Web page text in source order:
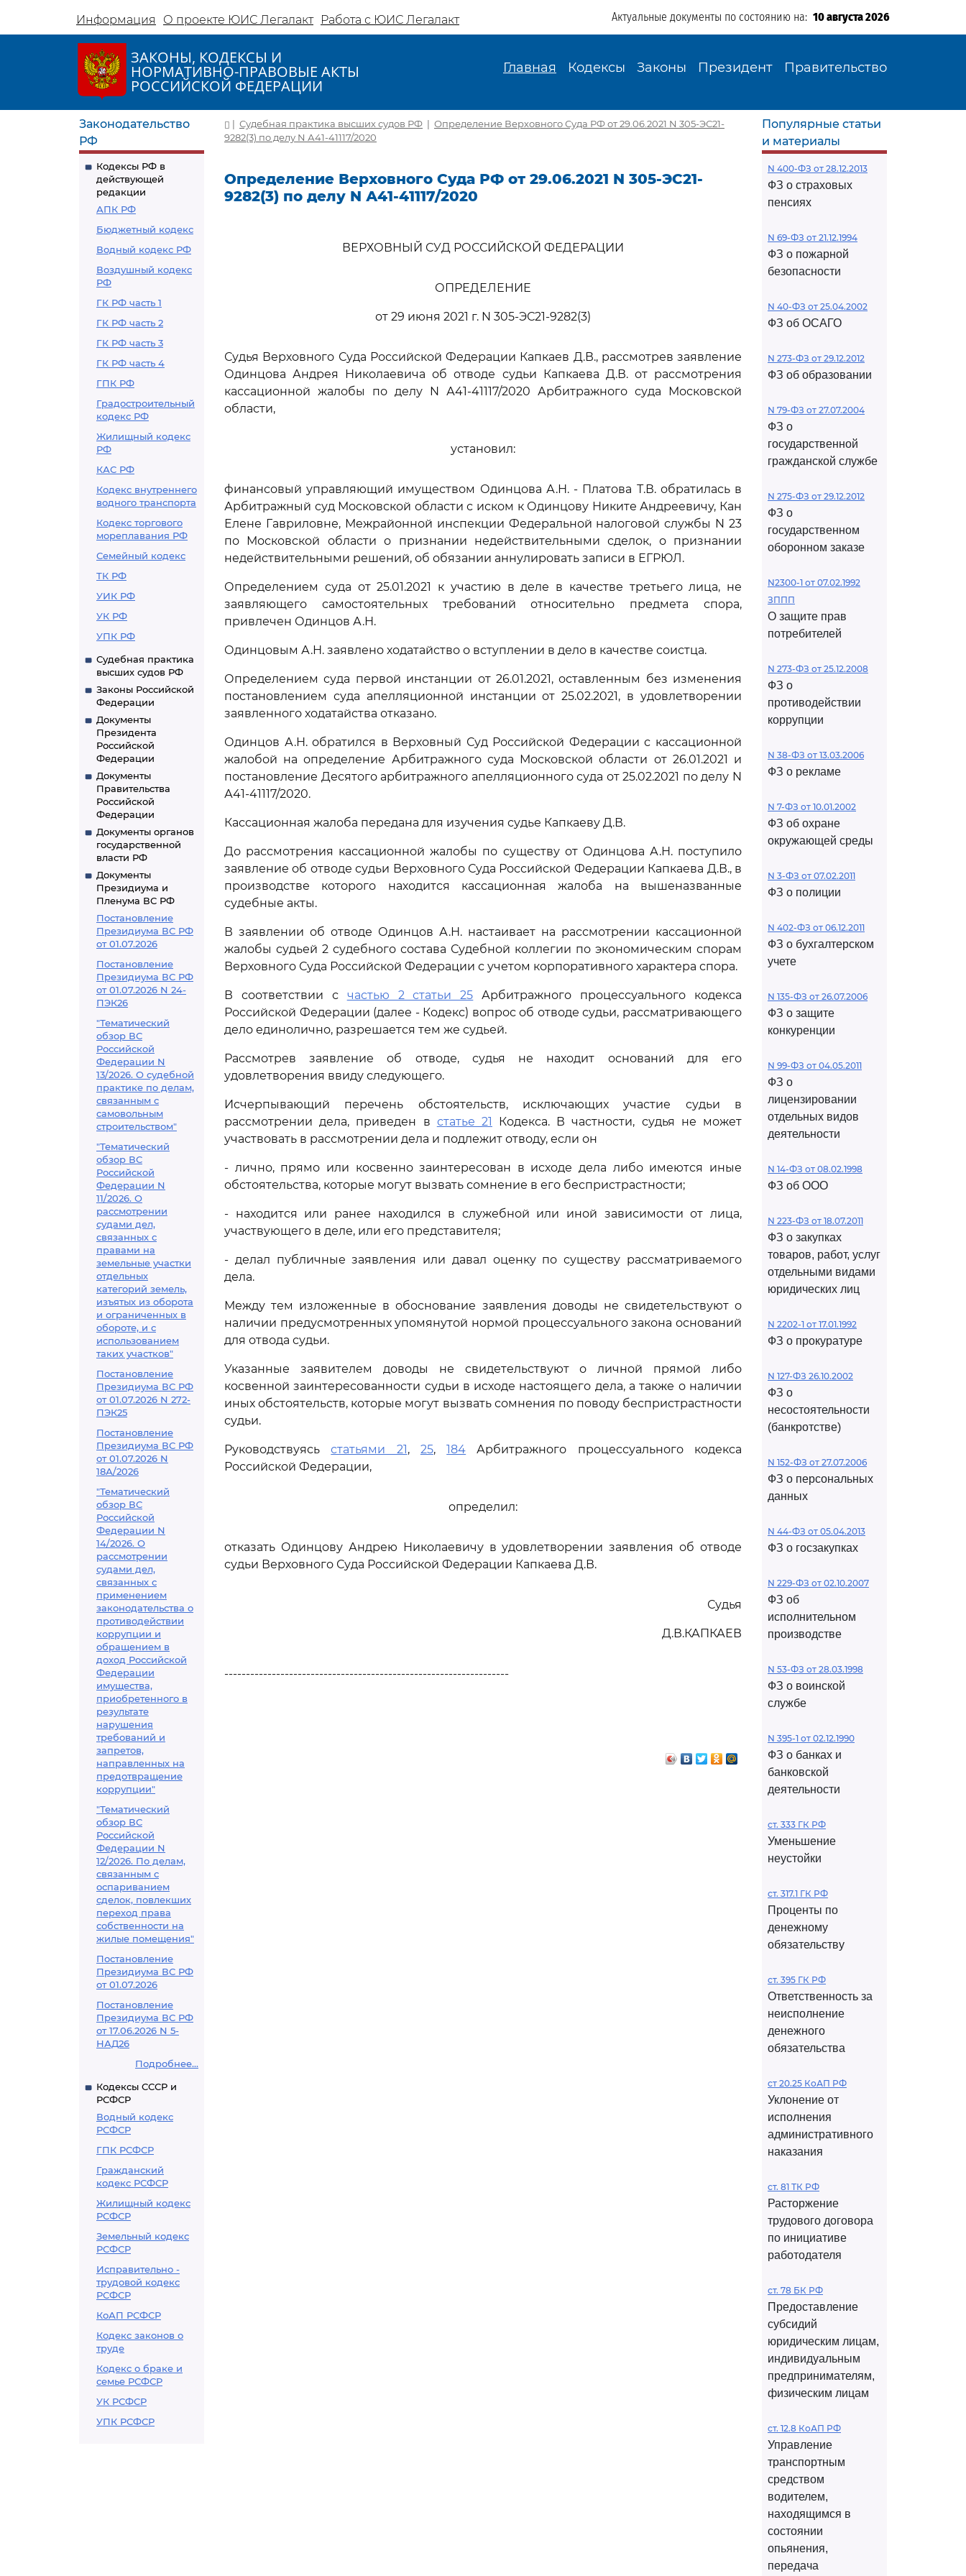
Информация О проекте ЮИС Легалакт Работа с ЮИС Легалакт Актуальные документы по состоянию на: 10 августа 2026
ЗАКОНЫ, КОДЕКСЫ И
НОРМАТИВНО-ПРАВОВЫЕ АКТЫ
РОССИЙСКОЙ ФЕДЕРАЦИИ
Главная Кодексы Законы Президент Правительство
Законодательство
РФ
Кодексы РФ в
действующей
редакции
АПК РФ
Бюджетный кодекс
Водный кодекс РФ
Воздушный кодекс
РФ
ГК РФ часть 1
ГК РФ часть 2
ГК РФ часть 3
ГК РФ часть 4
ГПК РФ
Градостроительный
кодекс РФ
Жилищный кодекс
РФ
КАС РФ
Кодекс внутреннего
водного транспорта
Кодекс торгового
мореплавания РФ
Семейный кодекс
ТК РФ
УИК РФ
УК РФ
УПК РФ
Судебная практика
высших судов РФ
Законы Российской
Федерации
Документы
Президента
Российской
Федерации
Документы
Правительства
Российской
Федерации
Документы органов
государственной
власти РФ
Документы
Президиума и
Пленума ВС РФ
Постановление
Президиума ВС РФ
от 01.07.2026
Постановление
Президиума ВС РФ
от 01.07.2026 N 24-
ПЭК26
"Тематический
обзор ВС
Российской
Федерации N
13/2026. О судебной
практике по делам,
связанным с
самовольным
строительством"
"Тематический
обзор ВС
Российской
Федерации N
11/2026. О
рассмотрении
судами дел,
связанных с
правами на
земельные участки
отдельных
категорий земель,
изъятых из оборота
и ограниченных в
обороте, и с
использованием
таких участков"
Постановление
Президиума ВС РФ
от 01.07.2026 N 272-
ПЭК25
Постановление
Президиума ВС РФ
от 01.07.2026 N
18А/2026
"Тематический
обзор ВС
Российской
Федерации N
14/2026. О
рассмотрении
судами дел,
связанных с
применением
законодательства о
противодействии
коррупции и
обращением в
доход Российской
Федерации
имущества,
приобретенного в
результате
нарушения
требований и
запретов,
направленных на
предотвращение
коррупции"
"Тематический
обзор ВС
Российской
Федерации N
12/2026. По делам,
связанным с
оспариванием
сделок, повлекших
переход права
собственности на
жилые помещения"
Постановление
Президиума ВС РФ
от 01.07.2026
Постановление
Президиума ВС РФ
от 17.06.2026 N 5-
НАД26
Подробнее...
Кодексы СССР и
РСФСР
Водный кодекс
РСФСР
ГПК РСФСР
Гражданский
кодекс РСФСР
Жилищный кодекс
РСФСР
Земельный кодекс
РСФСР
Исправительно -
трудовой кодекс
РСФСР
КоАП РСФСР
Кодекс законов о
труде
Кодекс о браке и
семье РСФСР
УК РСФСР
УПК РСФСР
| Судебная практика высших судов РФ | Определение Верховного Суда РФ от 29.06.2021 N 305-ЭС21-
9282(3) по делу N А41-41117/2020
Определение Верховного Суда РФ от 29.06.2021 N 305-ЭС21-
9282(3) по делу N А41-41117/2020
ВЕРХОВНЫЙ СУД РОССИЙСКОЙ ФЕДЕРАЦИИ
ОПРЕДЕЛЕНИЕ
от 29 июня 2021 г. N 305-ЭС21-9282(3)
Судья Верховного Суда Российской Федерации Капкаев Д.В., рассмотрев заявление
Одинцова Андрея Николаевича об отводе судьи Капкаева Д.В. от рассмотрения
кассационной жалобы по делу N А41-41117/2020 Арбитражного суда Московской
области,
установил:
финансовый управляющий имуществом Одинцова А.Н. - Платова Т.В. обратилась в
Арбитражный суд Московской области с иском к Одинцову Никите Андреевичу, Кан
Елене Гавриловне, Межрайонной инспекции Федеральной налоговой службы N 23
по Московской области о признании недействительными сделок, о признании
недействительными решений, об обязании аннулировать записи в ЕГРЮЛ.
Определением суда от 25.01.2021 к участию в деле в качестве третьего лица, не
заявляющего самостоятельных требований относительно предмета спора,
привлечен Одинцов А.Н.
Одинцовым А.Н. заявлено ходатайство о вступлении в дело в качестве соистца.
Определением суда первой инстанции от 26.01.2021, оставленным без изменения
постановлением суда апелляционной инстанции от 25.02.2021, в удовлетворении
заявленного ходатайства отказано.
Одинцов А.Н. обратился в Верховный Суд Российской Федерации с кассационной
жалобой на определение Арбитражного суда Московской области от 26.01.2021 и
постановление Десятого арбитражного апелляционного суда от 25.02.2021 по делу N
А41-41117/2020.
Кассационная жалоба передана для изучения судье Капкаеву Д.В.
До рассмотрения кассационной жалобы по существу от Одинцова А.Н. поступило
заявление об отводе судьи Верховного Суда Российской Федерации Капкаева Д.В., в
производстве которого находится кассационная жалоба на вышеназванные
судебные акты.
В заявлении об отводе Одинцов А.Н. настаивает на рассмотрении кассационной
жалобы судьей 2 судебного состава Судебной коллегии по экономическим спорам
Верховного Суда Российской Федерации с учетом корпоративного характера спора.
В соответствии с частью 2 статьи 25 Арбитражного процессуального кодекса
Российской Федерации (далее - Кодекс) вопрос об отводе судьи, рассматривающего
дело единолично, разрешается тем же судьей.
Рассмотрев заявление об отводе, судья не находит оснований для его
удовлетворения ввиду следующего.
Исчерпывающий перечень обстоятельств, исключающих участие судьи в
рассмотрении дела, приведен в статье 21
Кодекса. В частности, судья не может
участвовать в рассмотрении дела и подлежит отводу, если он
- лично, прямо или косвенно заинтересован в исходе дела либо имеются иные
обстоятельства, которые могут вызвать сомнение в его беспристрастности;
- находится или ранее находился в служебной или иной зависимости от лица,
участвующего в деле, или его представителя;
- делал публичные заявления или давал оценку по существу рассматриваемого
дела.
Между тем изложенные в обоснование заявления доводы не свидетельствуют о
наличии предусмотренных упомянутой нормой процессуального закона оснований
для отвода судьи.
Указанные заявителем доводы не свидетельствуют о личной прямой либо
косвенной заинтересованности судьи в исходе настоящего дела, а также о наличии
иных обстоятельств, которые могут вызвать сомнения по поводу беспристрастности
судьи.
Руководствуясьстатьями 21, 25,184 Арбитражного процессуального кодекса
Российской Федерации,
определил:
отказать Одинцову Андрею Николаевичу в удовлетворении заявления об отводе
судьи Верховного Суда Российской Федерации Капкаева Д.В.
Судья
Д.В.КАПКАЕВ
------------------------------------------------------------------
Популярные статьи
и материалы
N 400-ФЗ от 28.12.2013
ФЗ о страховых
пенсиях
N 69-ФЗ от 21.12.1994
ФЗ о пожарной
безопасности
N 40-ФЗ от 25.04.2002
ФЗ об ОСАГО
N 273-ФЗ от 29.12.2012
ФЗ об образовании
N 79-ФЗ от 27.07.2004
ФЗ о
государственной
гражданской службе
N 275-ФЗ от 29.12.2012
ФЗ о
государственном
оборонном заказе
N2300-1 от 07.02.1992
ЗППП
О защите прав
потребителей
N 273-ФЗ от 25.12.2008
ФЗ о
противодействии
коррупции
N 38-ФЗ от 13.03.2006
ФЗ о рекламе
N 7-ФЗ от 10.01.2002
ФЗ об охране
окружающей среды
N 3-ФЗ от 07.02.2011
ФЗ о полиции
N 402-ФЗ от 06.12.2011
ФЗ о бухгалтерском
учете
N 135-ФЗ от 26.07.2006
ФЗ о защите
конкуренции
N 99-ФЗ от 04.05.2011
ФЗ о
лицензировании
отдельных видов
деятельности
N 14-ФЗ от 08.02.1998
ФЗ об ООО
N 223-ФЗ от 18.07.2011
ФЗ о закупках
товаров, работ, услуг
отдельными видами
юридических лиц
N 2202-1 от 17.01.1992
ФЗ о прокуратуре
N 127-ФЗ 26.10.2002
ФЗ о
несостоятельности
(банкротстве)
N 152-ФЗ от 27.07.2006
ФЗ о персональных
данных
N 44-ФЗ от 05.04.2013
ФЗ о госзакупках
N 229-ФЗ от 02.10.2007
ФЗ об
исполнительном
производстве
N 53-ФЗ от 28.03.1998
ФЗ о воинской
службе
N 395-1 от 02.12.1990
ФЗ о банках и
банковской
деятельности
ст. 333 ГК РФ
Уменьшение
неустойки
ст. 317.1 ГК РФ
Проценты по
денежному
обязательству
ст. 395 ГК РФ
Ответственность за
неисполнение
денежного
обязательства
ст 20.25 КоАП РФ
Уклонение от
исполнения
административного
наказания
ст. 81 ТК РФ
Расторжение
трудового договора
по инициативе
работодателя
ст. 78 БК РФ
Предоставление
субсидий
юридическим лицам,
индивидуальным
предпринимателям,
физическим лицам
ст. 12.8 КоАП РФ
Управление
транспортным
средством
водителем,
находящимся в
состоянии
опьянения,
передача